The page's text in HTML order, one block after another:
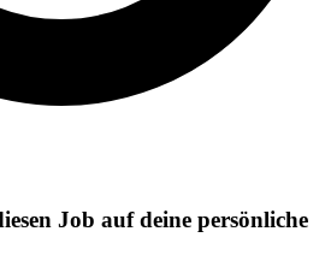
Job auf deine persönliche